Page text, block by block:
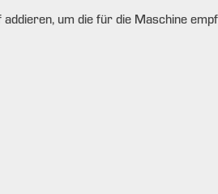
um die für die Maschine